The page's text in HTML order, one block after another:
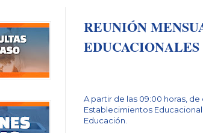
REUNIÓN
EDUCACIONALES
A partir de las 09:00 horas,
Establecimientos
Educación.